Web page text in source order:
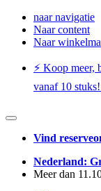
naar navigatie
Naar content
Naar
⚡️ Koop
vanaf 10 stuks!
Vind
Nederland:
Meer dan